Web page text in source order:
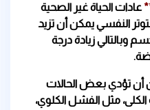
عادات الحياة غير الصحية
النفسي يمكن أن تزيد
وبالتالي زيادة درجة
أن تؤدي بعض الحالات
مثل الفشل الكلوي،